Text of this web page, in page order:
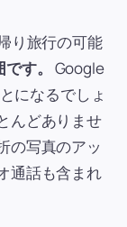
り旅行の可能
す。
Google
になるでしょ
んどありませ
の写真のアッ
通話も含まれ